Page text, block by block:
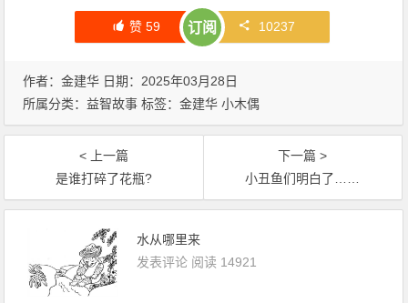
赞59 订阅 10237
作者：金建华 日期：2025年03月28日
所属分类： 益智故事 标签：金建华 小木偶
< 上一篇
是谁打碎了花瓶?
下一篇 >
小丑鱼们明白了……
水从哪里来
发表评论 阅读 14921